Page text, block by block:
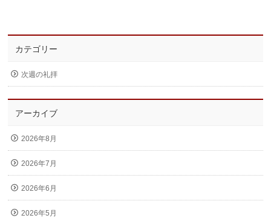
カテゴリー
次週の礼拝
アーカイブ
2026年8月
2026年7月
2026年6月
2026年5月